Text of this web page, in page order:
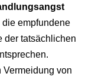
empfundene
der tatsächlichen
Vermeidung von